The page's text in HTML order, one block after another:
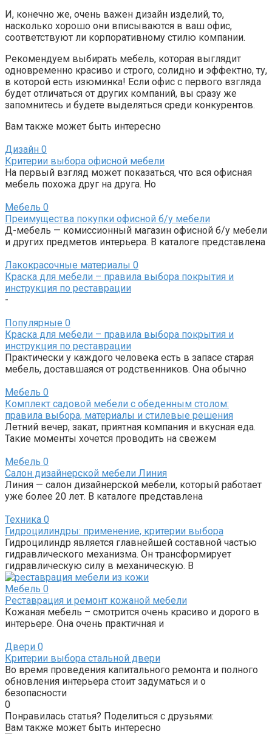
И, конечно же, очень важен дизайн изделий, то,
насколько хорошо они вписываются в ваш офис,
соответствуют ли корпоративному стилю компании.
Рекомендуем выбирать мебель, которая выглядит
одновременно красиво и строго, солидно и эффектно, ту,
в которой есть изюминка! Если офис с первого взгляда
будет отличаться от других компаний, вы сразу же
запомнитесь и будете выделяться среди конкурентов.
Вам также может быть интересно
Дизайн 0
Критерии выбора офисной мебели
На первый взгляд может показаться, что вся офисная
мебель похожа друг на друга. Но
Мебель 0
Преимущества покупки офисной б/у мебели
Д-мебель — комиссионный магазин офисной б/у мебели
и других предметов интерьера. В каталоге представлена
Лакокрасочные материалы 0
Краска для мебели – правила выбора покрытия и
инструкция по реставрации
-
Популярные 0
Краска для мебели – правила выбора покрытия и
инструкция по реставрации
Практически у каждого человека есть в запасе старая
мебель, доставшаяся от родственников. Она обычно
Мебель 0
Комплект садовой мебели с обеденным столом:
правила выбора, материалы и стилевые решения
Летний вечер, закат, приятная компания и вкусная еда.
Такие моменты хочется проводить на свежем
Мебель 0
Салон дизайнерской мебели Линия
Линия — салон дизайнерской мебели, который работает
уже более 20 лет. В каталоге представлена
Техника 0
Гидроцилиндры: применение, критерии выбора
Гидроцилиндр является главнейшей составной частью
гидравлического механизма. Он трансформирует
гидравлическую силу в механическую. В
Мебель 0
Реставрация и ремонт кожаной мебели
Кожаная мебель – смотрится очень красиво и дорого в
интерьере. Она очень практичная и
Двери 0
Критерии выбора стальной двери
Во время проведения капитального ремонта и полного
обновления интерьера стоит задуматься и о
безопасности
0
Понравилась статья? Поделиться с друзьями:
Вам также может быть интересно